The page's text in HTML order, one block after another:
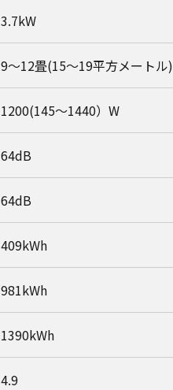
3.7kW
9～12畳(15～19平方メートル)
1200(145～1440）W
64dB
64dB
409kWh
981kWh
1390kWh
4.9